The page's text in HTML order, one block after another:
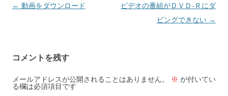
投
ゲ
ー
シ
← 動画をダウンロード
ビデオの番組がＤＶＤ-Ｒにダ
ビングできない →
コメントを残す
メールアドレスが公開されることはありません。 ※ が付いてい
る欄は必須項目です